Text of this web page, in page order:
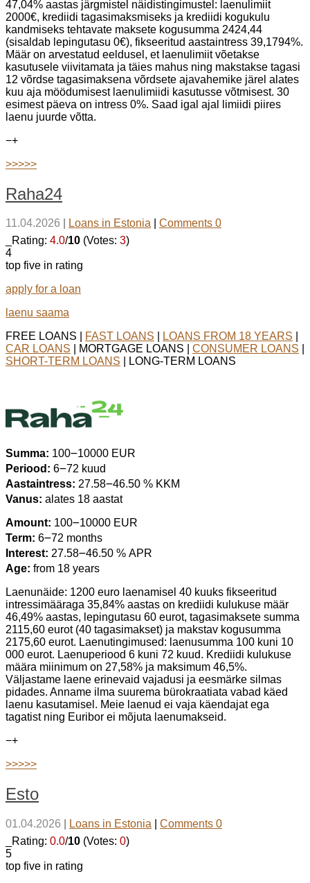
47,04% aastas järgmistel näidistingimustel: laenulimiit
2000€, krediidi tagasimaksmiseks ja krediidi kogukulu
kandmiseks tehtavate maksete kogusumma 2424,44
(sisaldab lepingutasu 0€), fikseeritud aastaintress 39,1794%.
Määr on arvestatud eeldusel, et laenulimiit võetakse
kasutusele viivitamata ja täies mahus ning makstakse tagasi
12 võrdse tagasimaksena võrdsete ajavahemike järel alates
kuu aja möödumisest laenulimiidi kasutusse võtmisest. 30
esimest päeva on intress 0%. Saad igal ajal limiidi piires
laenu juurde võtta.
−+
>>>>>
Raha24
11.04.2026 Loans in Estonia
Comments 0
_Rating: 4.0/10 (Votes: 3)
4
top five in rating
apply for a loan
laenu saama
FREE LOANS |
FAST LOANS LOANS FROM 18 YEARS
CAR LOANS | MORTGAGE LOANS | CONSUMER LOANS
SHORT-TERM LOANS | LONG-TERM LOANS
Summa: 100౼10000 EUR
Periood: 6౼72 kuud
Aastaintress: 27.58౼46.50 % KKM
Vanus: alates 18 aastat
Amount: 100౼10000 EUR
Term: 6౼72 months
Interest: 27.58౼46.50 % APR
Age: from 18 years
Laenunäide: 1200 euro laenamisel 40 kuuks fikseeritud
intressimääraga 35,84% aastas on krediidi kulukuse määr
46,49% aastas, lepingutasu 60 eurot, tagasimaksete summa
2115,60 eurot (40 tagasimakset) ja makstav kogusumma
2175,60 eurot. Laenutingimused: laenusumma 100 kuni 10
000 eurot. Laenuperiood 6 kuni 72 kuud. Krediidi kulukuse
määra miinimum on 27,58% ja maksimum 46,5%.
Väljastame laene erinevaid vajadusi ja eesmärke silmas
pidades. Anname ilma suurema bürokraatiata vabad käed
laenu kasutamisel. Meie laenud ei vaja käendajat ega
tagatist ning Euribor ei mõjuta laenumakseid.
−+
>>>>>
Esto
01.04.2026 Loans in Estonia
Comments 0
_Rating: 0.0/10 (Votes: 0)
5
top five in rating